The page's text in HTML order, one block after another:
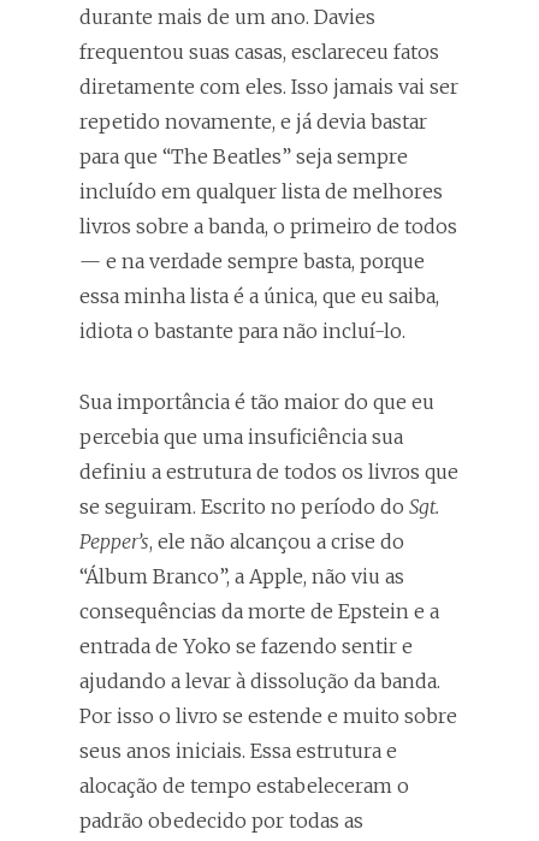
durante mais de um ano. Davies
frequentou suas casas, esclareceu fatos
diretamente com eles. Isso jamais vai ser
repetido novamente, e já devia bastar
para que “The Beatles” seja sempre
incluído em qualquer lista de melhores
livros sobre a banda, o primeiro de todos
— e na verdade sempre basta, porque
essa minha lista é a única, que eu saiba,
idiota o bastante para não incluí-lo.
Sua importância é tão maior do que eu
percebia que uma insuficiência sua
definiu a estrutura de todos os livros que
se seguiram. Escrito no período do Sgt.
Pepper’s, ele não alcançou a crise do
“Álbum Branco”, a Apple, não viu as
consequências da morte de Epstein e a
entrada de Yoko se fazendo sentir e
ajudando a levar à dissolução da banda.
Por isso o livro se estende e muito sobre
seus anos iniciais. Essa estrutura e
alocação de tempo estabeleceram o
padrão obedecido por todas as